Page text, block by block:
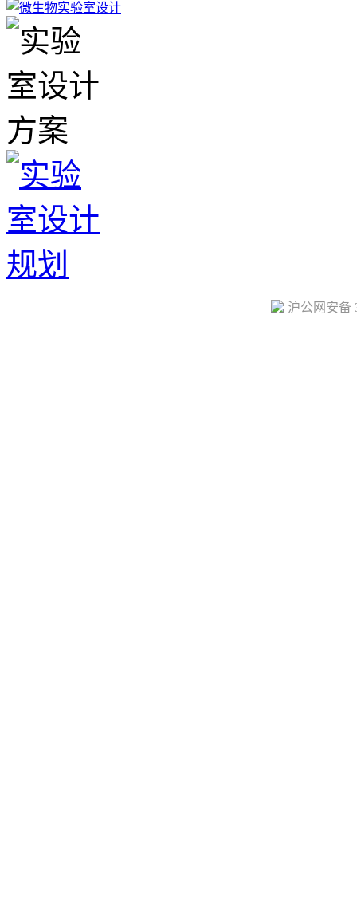
沪公网安备